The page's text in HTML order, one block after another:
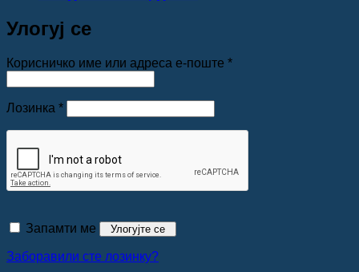
Улогуј се
Корисничко име или адреса е-поште *Обавезно
Лозинка *Обавезно
Запамти ме Улогујте се
Заборавили сте лозинку?